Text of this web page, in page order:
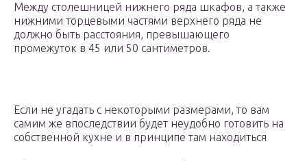
Между столешницей нижнего ряда шкафов, а также
нижними торцевыми частями верхнего ряда не
должно быть расстояния, превышающего
промежуток в 45 или 50 сантиметров.
Если не угадать с некоторыми размерами, то вам
самим же впоследствии будет неудобно готовить на
собственной кухне и в принципе там находиться